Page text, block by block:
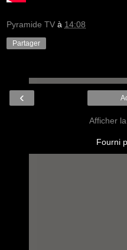
Pyramide TV à 14:08
Partager
‹
Afficher
Fourni